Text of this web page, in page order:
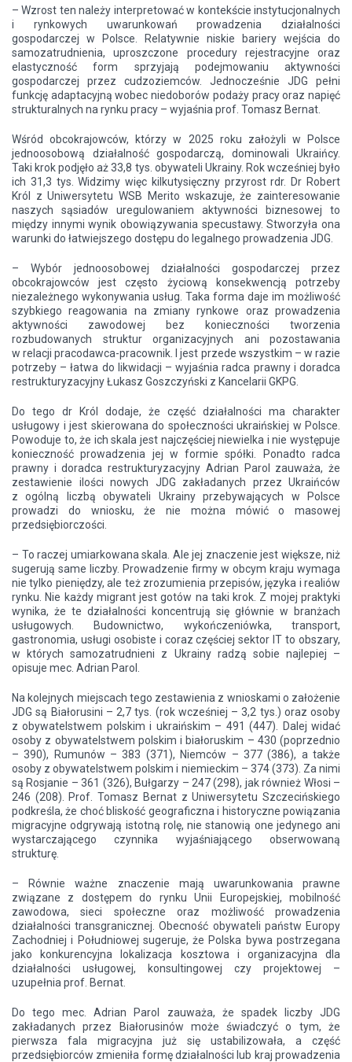
– Wzrost ten należy interpretować w kontekście instytucjonalnych
i rynkowych uwarunkowań prowadzenia działalności
gospodarczej w Polsce. Relatywnie niskie bariery wejścia do
samozatrudnienia, uproszczone procedury rejestracyjne oraz
elastyczność form sprzyjają podejmowaniu aktywności
gospodarczej przez cudzoziemców. Jednocześnie JDG pełni
funkcję adaptacyjną wobec niedoborów podaży pracy oraz napięć
strukturalnych na rynku pracy – wyjaśnia prof. Tomasz Bernat.
Wśród obcokrajowców, którzy w 2025 roku założyli w Polsce
jednoosobową działalność gospodarczą, dominowali Ukraińcy.
Taki krok podjęło aż 33,8 tys. obywateli Ukrainy. Rok wcześniej było
ich 31,3 tys. Widzimy więc kilkutysięczny przyrost rdr. Dr Robert
Król z Uniwersytetu WSB Merito wskazuje, że zainteresowanie
naszych sąsiadów uregulowaniem aktywności biznesowej to
między innymi wynik obowiązywania specustawy. Stworzyła ona
warunki do łatwiejszego dostępu do legalnego prowadzenia JDG.
– Wybór jednoosobowej działalności gospodarczej przez
obcokrajowców jest często życiową konsekwencją potrzeby
niezależnego wykonywania usług. Taka forma daje im możliwość
szybkiego reagowania na zmiany rynkowe oraz prowadzenia
aktywności zawodowej bez konieczności tworzenia
rozbudowanych struktur organizacyjnych ani pozostawania
w relacji pracodawca-pracownik. I jest przede wszystkim – w razie
potrzeby – łatwa do likwidacji – wyjaśnia radca prawny i doradca
restrukturyzacyjny Łukasz Goszczyński z Kancelarii GKPG.
Do tego dr Król dodaje, że część działalności ma charakter
usługowy i jest skierowana do społeczności ukraińskiej w Polsce.
Powoduje to, że ich skala jest najczęściej niewielka i nie występuje
konieczność prowadzenia jej w formie spółki. Ponadto radca
prawny i doradca restrukturyzacyjny Adrian Parol zauważa, że
zestawienie ilości nowych JDG zakładanych przez Ukraińców
z ogólną liczbą obywateli Ukrainy przebywających w Polsce
prowadzi do wniosku, że nie można mówić o masowej
przedsiębiorczości.
– To raczej umiarkowana skala. Ale jej znaczenie jest większe, niż
sugerują same liczby. Prowadzenie firmy w obcym kraju wymaga
nie tylko pieniędzy, ale też zrozumienia przepisów, języka i realiów
rynku. Nie każdy migrant jest gotów na taki krok. Z mojej praktyki
wynika, że te działalności koncentrują się głównie w branżach
usługowych. Budownictwo, wykończeniówka, transport,
gastronomia, usługi osobiste i coraz częściej sektor IT to obszary,
w których samozatrudnieni z Ukrainy radzą sobie najlepiej –
opisuje mec. Adrian Parol.
Na kolejnych miejscach tego zestawienia z wnioskami o założenie
JDG są Białorusini – 2,7 tys. (rok wcześniej – 3,2 tys.) oraz osoby
z obywatelstwem polskim i ukraińskim – 491 (447). Dalej widać
osoby z obywatelstwem polskim i białoruskim – 430 (poprzednio
– 390), Rumunów – 383 (371), Niemców – 377 (386), a także
osoby z obywatelstwem polskim i niemieckim – 374 (373). Za nimi
są Rosjanie – 361 (326), Bułgarzy – 247 (298), jak również Włosi –
246 (208). Prof. Tomasz Bernat z Uniwersytetu Szczecińskiego
podkreśla, że choć bliskość geograficzna i historyczne powiązania
migracyjne odgrywają istotną rolę, nie stanowią one jedynego ani
wystarczającego czynnika wyjaśniającego obserwowaną
strukturę.
– Równie ważne znaczenie mają uwarunkowania prawne
związane z dostępem do rynku Unii Europejskiej, mobilność
zawodowa, sieci społeczne oraz możliwość prowadzenia
działalności transgranicznej. Obecność obywateli państw Europy
Zachodniej i Południowej sugeruje, że Polska bywa postrzegana
jako konkurencyjna lokalizacja kosztowa i organizacyjna dla
działalności usługowej, konsultingowej czy projektowej –
uzupełnia prof. Bernat.
Do tego mec. Adrian Parol zauważa, że spadek liczby JDG
zakładanych przez Białorusinów może świadczyć o tym, że
pierwsza fala migracyjna już się ustabilizowała, a część
przedsiębiorców zmieniła formę działalności lub kraj prowadzenia